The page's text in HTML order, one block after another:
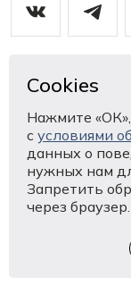
© 1994 -
Разработка сайта
Cookies
Нажмите
с условиями
данных о
нужных нам
Запретить
через браузер.